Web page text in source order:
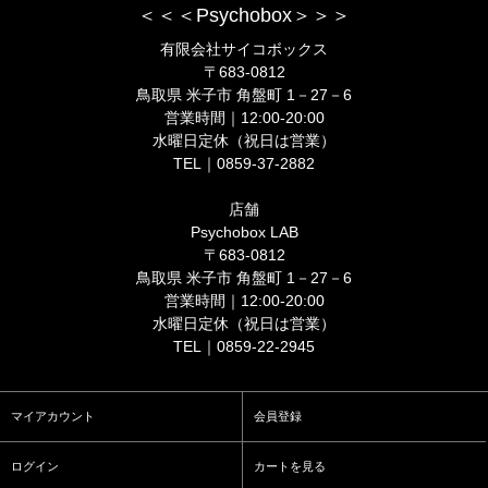
＜＜＜Psychobox＞＞＞
有限会社サイコボックス
〒683-0812
鳥取県 米子市 角盤町 1－27－6
営業時間｜12:00-20:00
水曜日定休（祝日は営業）
TEL｜0859-37-2882
店舗
Psychobox LAB
〒683-0812
鳥取県 米子市 角盤町 1－27－6
営業時間｜12:00-20:00
水曜日定休（祝日は営業）
TEL｜0859-22-2945
マイアカウント 会員登録
ログイン カートを見る